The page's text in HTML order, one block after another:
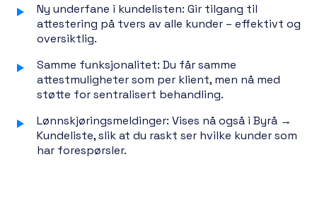
Ny underfane i kundelisten: Gir tilgang til
attestering på tvers av alle kunder – effektivt og
oversiktlig.
Samme funksjonalitet: Du får samme
attestmuligheter som per klient, men nå med
støtte for sentralisert behandling.
Lønnskjøringsmeldinger: Vises nå også i Byrå →
Kundeliste, slik at du raskt ser hvilke kunder som
har forespørsler.